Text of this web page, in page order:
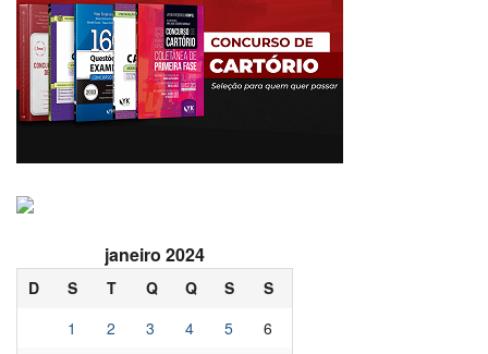
janeiro 2024
D S T Q Q S
S
1
2 3 4 5
6